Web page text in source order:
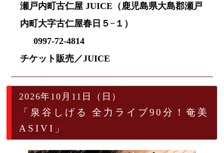
瀬戸内町古仁屋 JUICE（鹿児島県大島郡瀬戸
内町大字古仁屋春日５−１）
0997-72-4814
チケット販売／JUICE
2026年10月11日（日）
「泉谷しげる 全力ライブ90分！奄美
ASIVI」